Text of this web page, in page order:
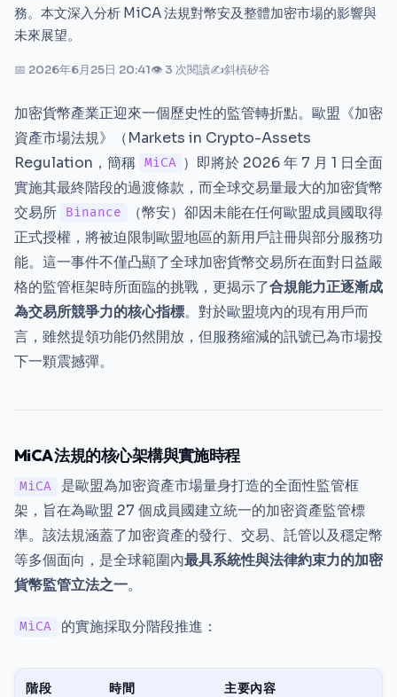
務。本文深入分析 MiCA 法規對幣安及整體加密市場的影響與
未來展望。
📅 2026年6月25日 20:41👁 3 次閱讀✍斜槓矽谷
加密貨幣產業正迎來一個歷史性的監管轉折點。歐盟《加密
資產市場法規》（Markets in Crypto-Assets
Regulation，簡稱
MiCA ）即將於 2026 年 7 月 1 日全面
實施其最終階段的過渡條款，而全球交易量最大的加密貨幣
交易所
Binance
（幣安）卻因未能在任何歐盟成員國取得
正式授權，將被迫限制歐盟地區的新用戶註冊與部分服務功
能。這一事件不僅凸顯了全球加密貨幣交易所在面對日益嚴
格的監管框架時所面臨的挑戰，更揭示了合規能力正逐漸成
為交易所競爭力的核心指標。對於歐盟境內的現有用戶而
言，雖然提領功能仍然開放，但服務縮減的訊號已為市場投
下一顆震撼彈。
MiCA 法規的核心架構與實施時程
MiCA
是歐盟為加密資產市場量身打造的全面性監管框
架，旨在為歐盟 27 個成員國建立統一的加密資產監管標
準。該法規涵蓋了加密資產的發行、交易、託管以及穩定幣
等多個面向，是全球範圍內最具系統性與法律約束力的加密
貨幣監管立法之一。
MiCA 的實施採取分階段推進：
階段 時間 主要內容